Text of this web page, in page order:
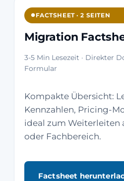
FACTSHEET · 2 SEITEN
Migration
3-5 Min Lesezeit · Direkter
Formular
Kompakte Übersicht:
Kennzahlen, Pricing-
ideal zum Weiterleiten
oder Fachbereich.
Factsheet